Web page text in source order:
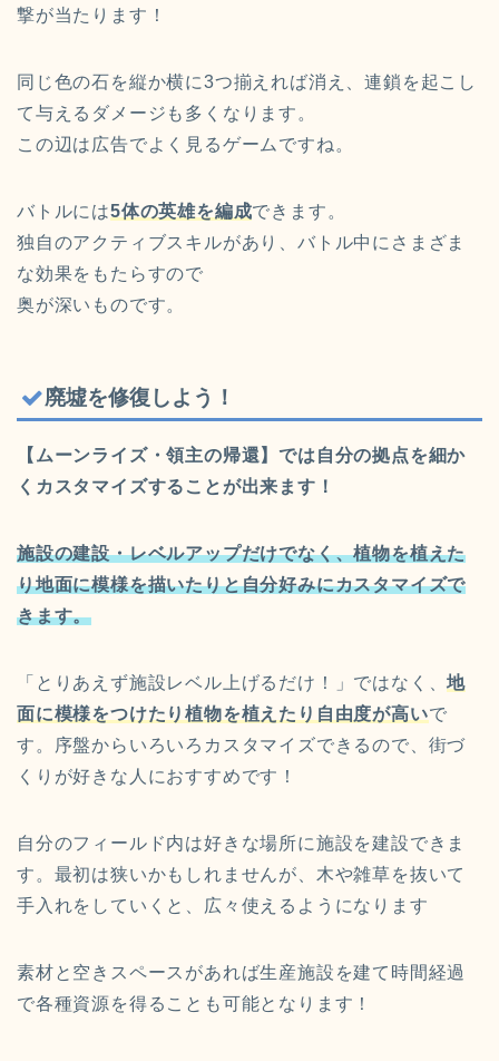
撃が当たります！
同じ色の石を縦か横に3つ揃えれば消え、連鎖を起こし
て与えるダメージも多くなります。
この辺は広告でよく見るゲームですね。
バトルには5体の英雄を編成できます。
独自のアクティブスキルがあり、バトル中にさまざま
な効果をもたらすので
奥が深いものです。
廃墟を修復しよう！
【ムーンライズ・領主の帰還】では自分の拠点を細か
くカスタマイズすることが出来ます！
施設の建設・レベルアップだけでなく、植物を植えた
り地面に模様を描いたりと自分好みにカスタマイズで
きます。
「とりあえず施設レベル上げるだけ！」ではなく、地
面に模様をつけたり植物を植えたり自由度が高いで
す。序盤からいろいろカスタマイズできるので、街づ
くりが好きな人におすすめです！
自分のフィールド内は好きな場所に施設を建設できま
す。最初は狭いかもしれませんが、木や雑草を抜いて
手入れをしていくと、広々使えるようになります
素材と空きスペースがあれば生産施設を建て 時間経過
で各種資源を得ることも可能となります！